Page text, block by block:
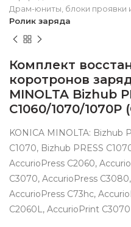
Драм-юниты, блоки проявки
Ролик заряда
Комплект
коротронов
MINOLTA Bizhub
C1060/1070/1070P
KONICA MINOLTA: Bizhub
C1070, Bizhub PRESS
AccurioPress C2060,
C3070, AccurioPress
AccurioPress C73hc,
C2060L, AccurioPrint